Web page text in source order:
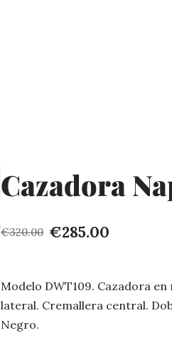
Cazadora
€320.00 €285.00
Modelo DWT109. Cazadora
lateral. Cremallera central.
Negro.